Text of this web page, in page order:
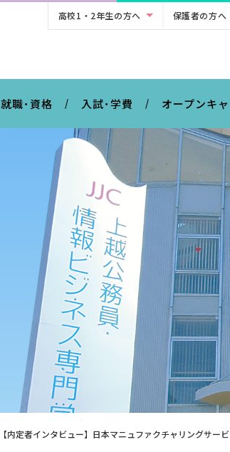
高校1・2年生の方へ 保護者の方へ
就職･資格 入試･学費 オープンキ
【内定者インタビュー】日本マニュファクチャリングサー